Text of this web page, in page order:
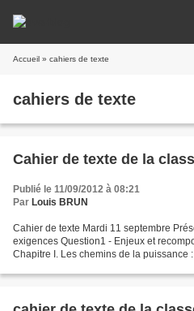
Accueil » cahiers de texte
cahiers de texte
Cahier de texte de la
Publié le 11/09/2012 à 08:21
Par Louis BRUN
Cahier de texte Mardi 11 septembre
exigences Question1 - Enjeux et
Chapitre I. Les chemins de la puissance